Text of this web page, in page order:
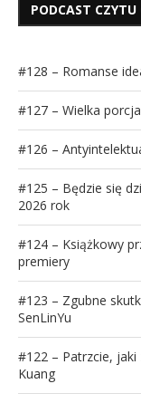
PODCAST CZYTU
#128 – Romanse
#127 – Wielka
#126 –
#125 – Będzie się
2026 rok
#124 – Książkowy
premiery
#123 – Zgubne
SenLinYu
#122 – Patrzcie, jaki
Kuang